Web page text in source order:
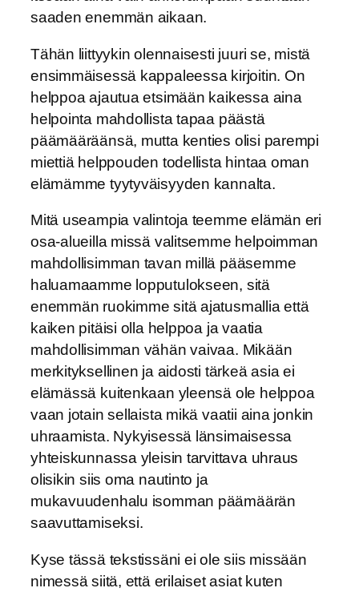
saaden enemmän aikaan.
Tähän liittyykin olennaisesti juuri se, mistä
ensimmäisessä kappaleessa kirjoitin. On
helppoa ajautua etsimään kaikessa aina
helpointa mahdollista tapaa päästä
päämääräänsä, mutta kenties olisi parempi
miettiä helppouden todellista hintaa oman
elämämme tyytyväisyyden kannalta.
Mitä useampia valintoja teemme elämän eri
osa-alueilla missä valitsemme helpoimman
mahdollisimman tavan millä pääsemme
haluamaamme lopputulokseen, sitä
enemmän ruokimme sitä ajatusmallia että
kaiken pitäisi olla helppoa ja vaatia
mahdollisimman vähän vaivaa. Mikään
merkityksellinen ja aidosti tärkeä asia ei
elämässä kuitenkaan yleensä ole helppoa
vaan jotain sellaista mikä vaatii aina jonkin
uhraamista. Nykyisessä länsimaisessa
yhteiskunnassa yleisin tarvittava uhraus
olisikin siis oma nautinto ja
mukavuudenhalu isomman päämäärän
saavuttamiseksi.
Kyse tässä tekstissäni ei ole siis missään
nimessä siitä, että erilaiset asiat kuten